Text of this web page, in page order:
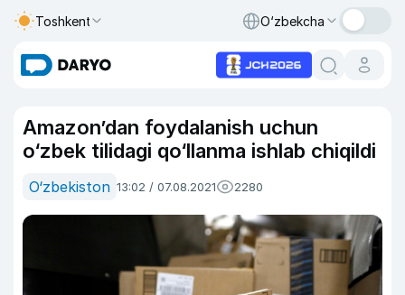
Toshkent O‘zbekcha
Amazon’dan foydalanish uchun
o‘zbek tilidagi qo‘llanma ishlab chiqildi
O‘zbekiston 13:02 / 07.08.2021 2280